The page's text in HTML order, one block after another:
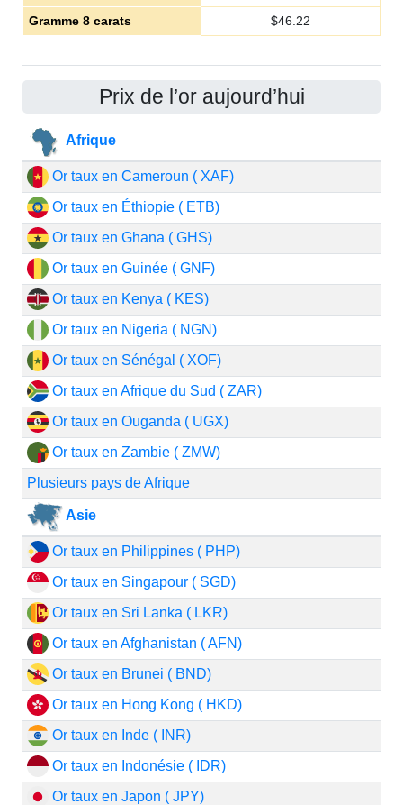
Gramme 8 carats
$46.22
Prix de l’or aujourd’hui
Afrique
Or taux en Cameroun ( XAF)
Or taux en Éthiopie ( ETB)
Or taux en Ghana ( GHS)
Or taux en Guinée ( GNF)
Or taux en Kenya ( KES)
Or taux en Nigeria ( NGN)
Or taux en Sénégal ( XOF)
Or taux en Afrique du Sud ( ZAR)
Or taux en Ouganda ( UGX)
Or taux en Zambie ( ZMW)
Plusieurs pays de Afrique
Asie
Or taux en Philippines ( PHP)
Or taux en Singapour ( SGD)
Or taux en Sri Lanka ( LKR)
Or taux en Afghanistan ( AFN)
Or taux en Brunei ( BND)
Or taux en Hong Kong ( HKD)
Or taux en Inde ( INR)
Or taux en Indonésie ( IDR)
Or taux en Japon ( JPY)